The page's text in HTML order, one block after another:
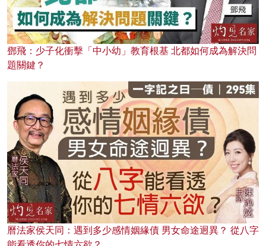
鄧飛：少子化衝擊「中小幼」教育根基 北都如何成為解決問
題關鍵？
曆法家侯天同：遇到多少感情姻緣債 男女命途迥異？ 從八字